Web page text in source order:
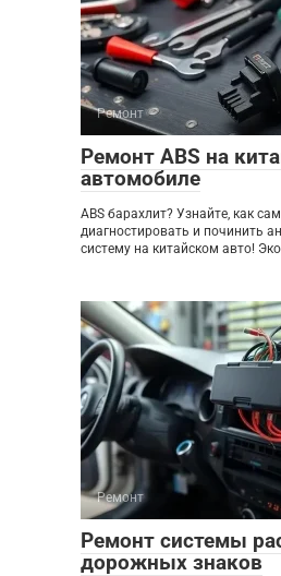
Ремонт
Ремонт ABS на
автомобиле
ABS барахлит? Узнайте, как
диагностировать и починить
систему на китайском авто!
Ремонт
Ремонт системы
дорожных знаков